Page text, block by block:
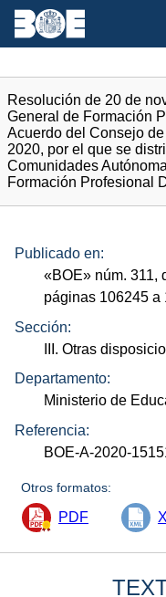
Resolución de 20 de
General de Formación
Acuerdo del Consejo
2020, por el que se
Comunidades
Formación Profesional
Publicado en:
«BOE» núm. 311,
páginas 106245 a
Sección:
III. Otras
Departamento:
Ministerio de
Referencia:
BOE-A-2020-
Otros formatos:
PDF